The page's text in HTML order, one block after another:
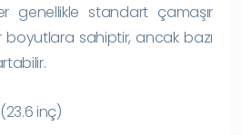
genellikle standart çamaşır
boyutlara sahiptir, ancak bazı
inç)